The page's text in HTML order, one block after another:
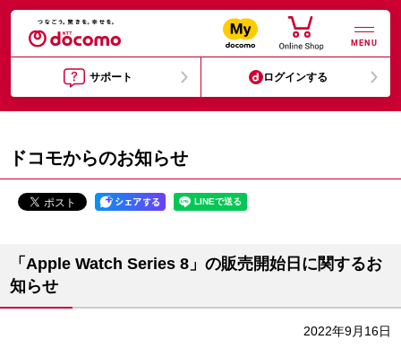
MENU
サポート ログインする
ドコモからのお知らせ
「Apple Watch Series 8」の販売開始日に関するお
知らせ
2022年9月16日